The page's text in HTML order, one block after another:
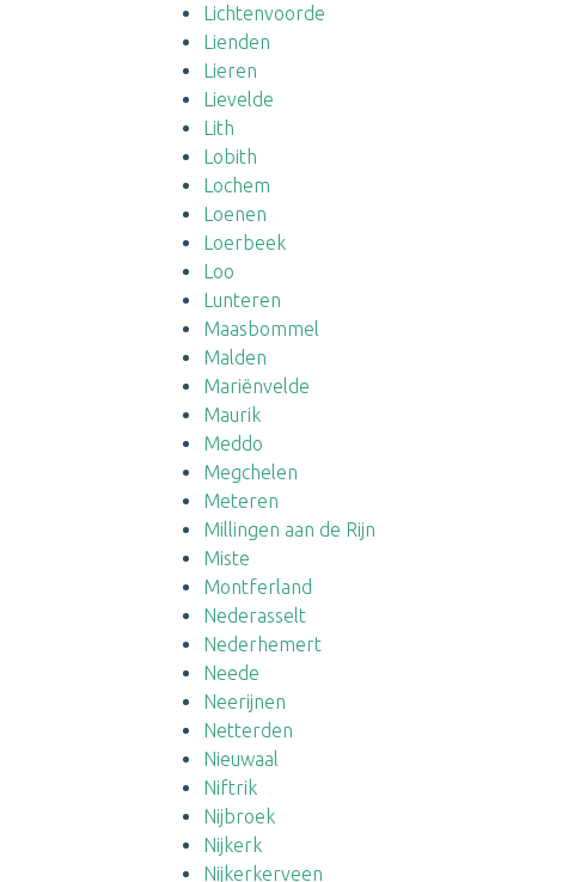
Lichtenvoorde
Lienden
Lieren
Lievelde
Lith
Lobith
Lochem
Loenen
Loerbeek
Loo
Lunteren
Maasbommel
Malden
Mariënvelde
Maurik
Meddo
Megchelen
Meteren
Millingen aan de Rijn
Miste
Montferland
Nederasselt
Nederhemert
Neede
Neerijnen
Netterden
Nieuwaal
Niftrik
Nijbroek
Nijkerk
Nijkerkerveen